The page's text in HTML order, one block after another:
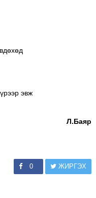
эвж
Л.Баяр
0 ЖИРГЭХ